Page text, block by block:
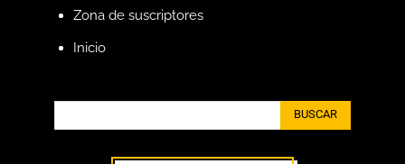
Zona de suscriptores
Inicio
BUSCAR